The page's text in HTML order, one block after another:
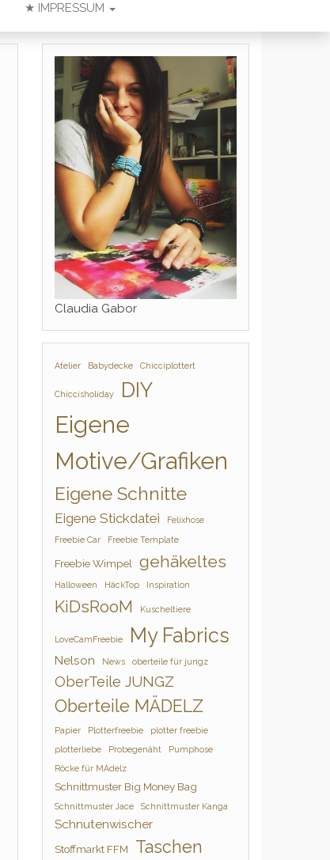
★ IMPRESSUM
Claudia Gabor
Atelier Babydecke Chicciplottert
Chiccisholiday DIY
Eigene
Motive/Grafiken
Eigene Schnitte
Eigene Stickdatei Felixhose
Freebie Car Freebie Template
Freebie Wimpel gehäkeltes
Halloween HäckTop Inspiration
KiDsRooM Kuscheltiere
LoveCamFreebie My Fabrics
Nelson News oberteile für jungz
OberTeile JUNGZ
Oberteile MÄDELZ
Papier Plotterfreebie
plotter freebie
plotterliebe
Probegenäht
Pumphose
Röcke für MAdelz
Schnittmuster Big Money Bag
Schnittmuster Jace Schnittmuster Kanga
Schnutenwischer
Stoffmarkt FFM Taschen